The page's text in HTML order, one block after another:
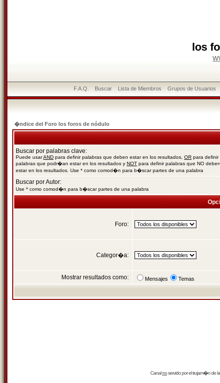
los
F.A.Q. Buscar Lista de Miembros Grupos de Usuarios
�ndice del Foro los foros de nódulo
Buscar por palabras clave:
Puede usarAND para definir palabras que deben estar en los resultados, OR para definir
palabras que podr�an estar en los resultados y NOT para definir palabras que NO
estar en los resultados. Use * como comod�n para b�scar partes de una palabra
Buscar por Autor:
Use * como comod�n para b�scar partes de una palabra
Foro:
Categor�a:
Mostrar resultados como: Mensajes Temas
Canalrssservido por eltrujam�nde